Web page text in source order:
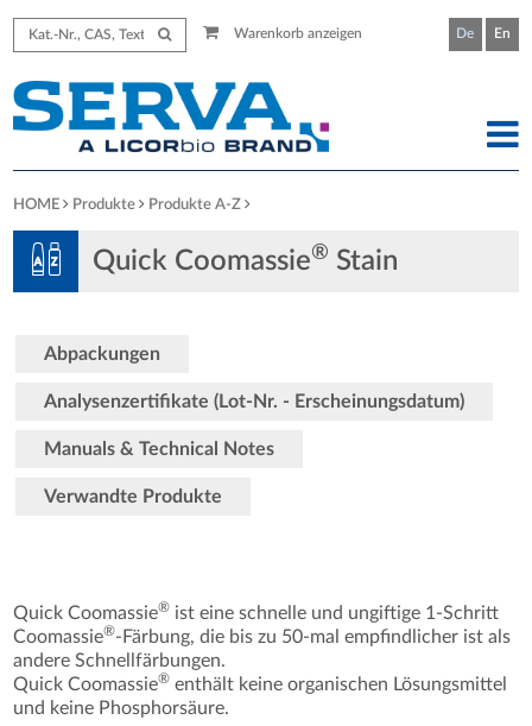
Warenkorb anzeigen De En
HOME Produkte Produkte A-Z
Quick Coomassie® Stain
Abpackungen
Analysenzertifikate (Lot-Nr. - Erscheinungsdatum)
Manuals & Technical Notes
Verwandte Produkte
Quick Coomassie® ist eine schnelle und ungiftige 1-Schritt
Coomassie®-Färbung, die bis zu 50-mal empfindlicher ist als
andere Schnellfärbungen.
Quick Coomassie® enthält keine organischen Lösungsmittel
und keine Phosphorsäure.